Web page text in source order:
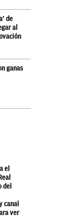
de
al
ganas
el
del
canal
ver